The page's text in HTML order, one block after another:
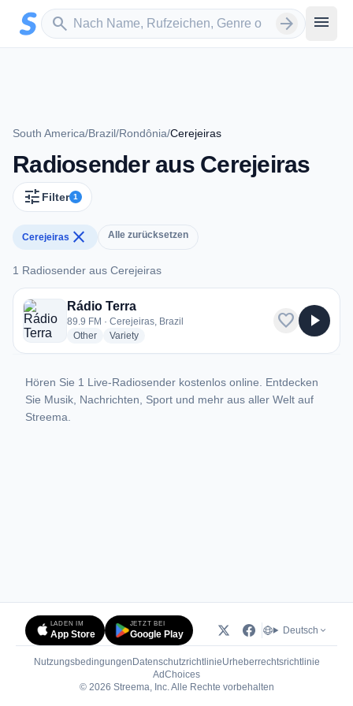
Zum Hauptinhalt springen
search
Sender suchen arrow_forward menu
South America/Brazil/Rondônia/Cerejeiras
Radiosender aus Cerejeiras
tune Filter 1
Cerejeiras close Alle zurücksetzen
1 Radiosender aus Cerejeiras
1 Radiosender aus Cerejeiras
Rádio Terra
89.9 FM · Cerejeiras, Brazil
Otherradio stations
Varietyradio stations
favorite play_arrow
Hören Sie 1 Live-Radiosender kostenlos online. Entdecken
Sie Musik, Nachrichten, Sport und mehr aus aller Welt auf
Streema.
LADEN IM
App Store
JETZT BEI
Google Play Deutsch
Nutzungsbedingungen DatenschutzrichtlinieUrheberrechtsrichtlinie
AdChoices(öffnet in neuem Tab)
© 2026 Streema, Inc. Alle Rechte vorbehalten